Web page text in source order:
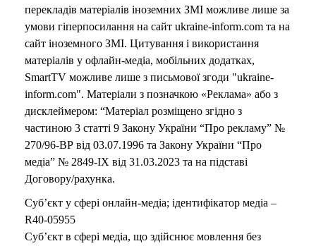
перекладів матеріалів іноземних ЗМІ можливе лише за
умови гіперпосилання на сайт ukraine-inform.com та на
сайт іноземного ЗМІ. Цитування і використання
матеріалів у офлайн-медіа, мобільних додатках,
SmartTV можливе лише з письмової згоди "ukraine-
inform.com". Матеріали з позначкою «Реклама» або з
дисклеймером: “Матеріал розміщено згідно з
частиною 3 статті 9 Закону України “Про рекламу” №
270/96-ВР від 03.07.1996 та Закону України “Про
медіа” № 2849-IX від 31.03.2023 та на підставі
Договору/рахунка.
Суб’єкт у сфері онлайн-медіа; ідентифікатор медіа –
R40-05955
Суб’єкт в сфері медіа, що здійснює мовлення без